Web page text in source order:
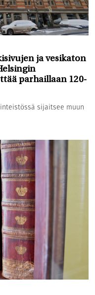
ja vesikaton
parhaillaan 120-
sijaitsee muun